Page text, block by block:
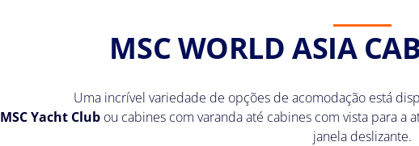
MSC WORLD ASIA
Uma incrível variedade de opções de acomodação está
MSC Yacht Club ou cabines com varanda até cabines com vista para a
janela deslizante.